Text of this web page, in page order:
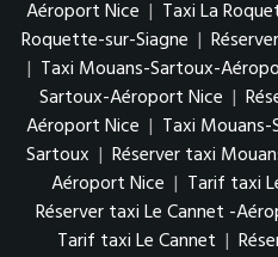
Aéroport Nice | Taxi La
Roquette-sur-Siagne |
| Taxi Mouans-Sartoux-
Sartoux-Aéroport Nice |
Aéroport Nice | Taxi
Sartoux | Réserver taxi
Aéroport Nice | Tarif taxi
Réserver taxi Le Cannet -
Tarif taxi Le Cannet |